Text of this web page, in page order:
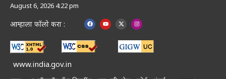
August 6, 2026 4:22 pm
आम्हाला फॉलो करा :
www.india.gov.in